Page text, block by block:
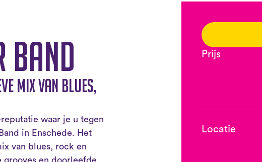
Band
mix van blues,
waar je u tegen
in Enschede. Het
van blues, rock en
grooves en doorleefde
Prijs
Locatie